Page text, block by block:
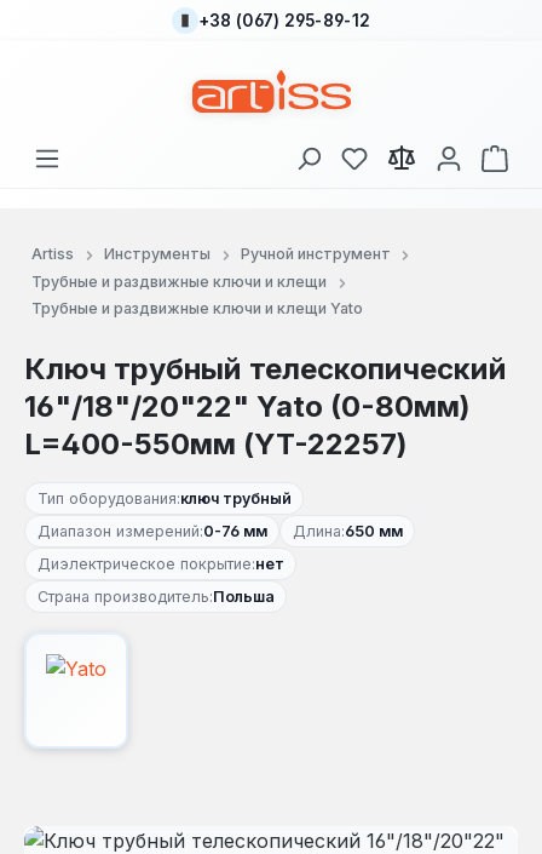
Перейти к основному содержанию
+38 (067) 295-89-12
У вас есть товары
В
Artiss Инструменты
Ручной инструмент
Трубные и раздвижные ключи и клещи
Трубные и раздвижные ключи и клещи Yato
Ключ трубный телескопический
16"/18"/20"22" Yato (0-80мм)
L=400-550мм (YT-22257)
Тип оборудования:ключ трубный
Диапазон измерений:0-76 мм Длина:650 мм
Диэлектрическое покрытие:нет
Страна производитель:Польша
Пропустить галерею изображений